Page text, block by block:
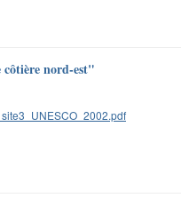
nord-est"